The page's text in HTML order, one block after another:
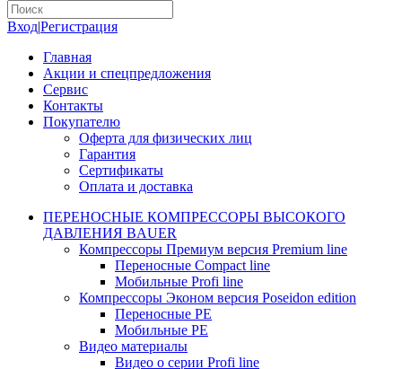
Вход|Регистрация
Главная
Акции и спецпредложения
Сервис
Контакты
Покупателю
Оферта для физических лиц
Гарантия
Сертификаты
Оплата и доставка
ПЕРЕНОСНЫЕ КОМПРЕССОРЫ ВЫСОКОГО
ДАВЛЕНИЯ BAUER
Компрессоры Премиум версия Premium line
Переносные Compact line
Мобильные Profi line
Компрессоры Эконом версия Poseidon edition
Переносные PE
Мобильные PE
Видео материалы
Видео о серии Profi line